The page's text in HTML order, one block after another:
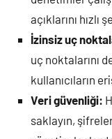
açıklarını
İzinsiz uç
uç noktalarını
kullanıcıların
Veri güvenliği:
saklayın,